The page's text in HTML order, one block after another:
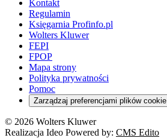
Kontakt
Regulamin
Księgarnia Profinfo.pl
Wolters Kluwer
FEPI
FPOP
Mapa strony
Polityka prywatności
Pomoc
Zarządzaj preferencjami plików cookie
© 2026 Wolters Kluwer
Realizacja Ideo Powered by: CMS Edito